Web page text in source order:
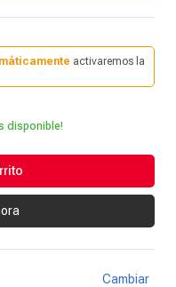
activaremos la
disponible!
Cambiar